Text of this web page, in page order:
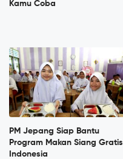
Kamu Coba
PM Jepang Siap Bantu
Program Makan Siang Gratis
Indonesia